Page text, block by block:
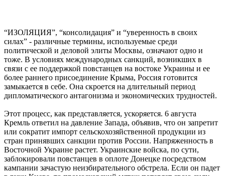
“ИЗОЛЯЦИЯ”, “консолидация” и “уверенность в своих
силах” - различные термины, используемые среди
политической и деловой элиты Москвы, означают одно и
тоже. В условиях международных санкций, возникших в
связи с ее поддержкой повстанцев на востоке Украины и ее
более раннего присоединение Крыма, Россия готовится
замыкается в себе. Она скроется на длительный период
дипломатического антагонизма и экономических трудностей.
Этот процесс, как представляется, ускоряется. 6 августа
Кремль ответил на давление Запада, объявив, что он запретит
или сократит импорт сельскохозяйственной продукции из
стран принявших санкции против России. Напряженность в
Восточной Украине растет. Украинские войска, по сути,
заблокировали повстанцев в оплоте Донецке посредством
кампании зачастую неизбирательного обстрела. Если он падет